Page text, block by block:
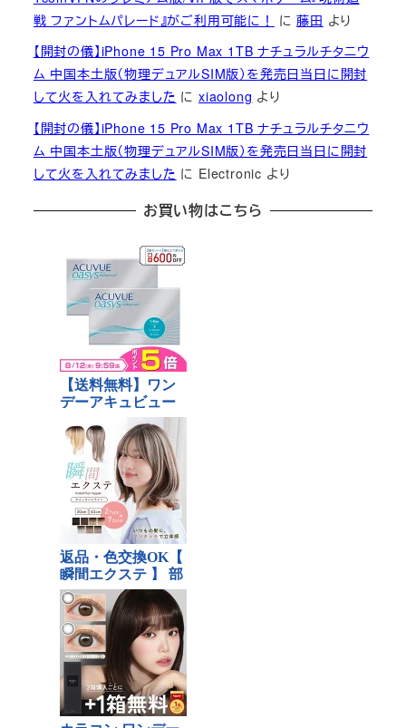
戦 ファントムパレード』がご利用可能に！
に藤田 より
【開封の儀】iPhone 15 Pro Max 1TB ナチュラルチタニウ
ム 中国本土版（物理デュアルSIM版）を発売日当日に開封
して火を入れてみました にxiaolong より
【開封の儀】iPhone 15 Pro Max 1TB ナチュラルチタニウ
ム 中国本土版（物理デュアルSIM版）を発売日当日に開封
して火を入れてみました に Electronic より
お買い物はこちら